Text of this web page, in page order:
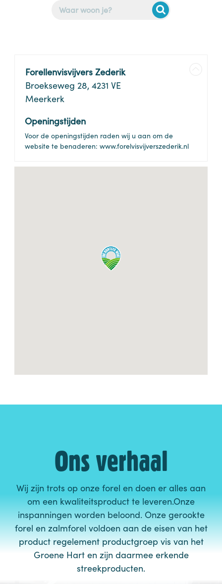
Forellenvisvijvers Zederik
Broekseweg 28, 4231 VE
Meerkerk
Openingstijden
Voor de openingstijden raden wij u aan om de
website te benaderen: www.forelvisvijverszederik.nl
Ons verhaal
Wij zijn trots op onze forel en doen er alles aan
om een kwaliteitsproduct te leveren.Onze
inspanningen worden beloond. Onze gerookte
forel en zalmforel voldoen aan de eisen van het
product regelement productgroep vis van het
Groene Hart en zijn daarmee erkende
streekproducten.